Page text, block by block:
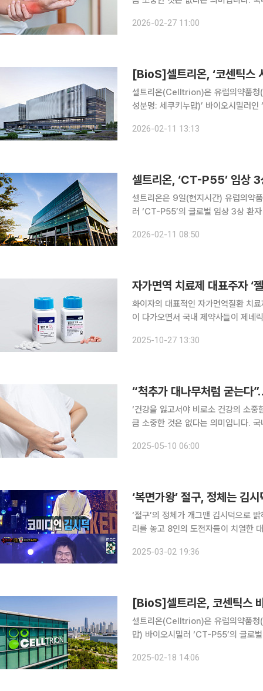
단순히 무릎이나 관절이 쑤시는 증상
2026-02-27 11:00
[BioS]셀트리온, ‘코센틱스
셀트리온(Celltrion)은 유럽의약품
성분명: 세쿠키누맙)’ 바이오시밀러
해 대상환자를 기존 375명에서 153
2026-02-11 13:13
셀트리온, ‘CT-P55’ 임상
셀트리온은 9일(현지시간) 유럽의약
러 ‘CT-P55’의 글로벌 임상 3상 환
조정하게 됐다. 이는 유럽 내 바이오
2026-02-11 08:50
자가면역 치료제 대표주자 ‘
화이자의 대표적인 자가면역질환 치
이 다가오면서 국내 제약사들이 제네
르면 젤잔즈의 주요 물질특허인 ‘피
2025-10-27 13:30
“척추가 대나무처럼 굳는다
‘건강을 잃고서야 비로소 건강의 소
큼 소중한 것은 없다는 의미입니다.
대 대학생 Y씨는 잠을 깊이 자거나 충
2025-05-10 06:00
‘복면가왕’ 절구, 정체는 김
‘절구’의 정체가 개그맨 김시덕으로 밝혀졌다. 2일 방송된 MBC ‘복면가왕’에
리를 놓고 8인의 도전자들이 치열한 대결을 펼쳤다. 이날 1라운드 4번
2025-03-02 19:36
[BioS]셀트리온, 코센틱스
셀트리온(Celltrion)은 유럽의약품청
맙) 바이오시밀러 ‘CT-P55’의 글로
틱스와 CT-P55 간의 유효성, 안전성
2025-02-18 14:06